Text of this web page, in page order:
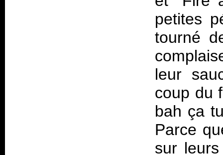
petites
tourné
leur
coup du
bah ça
Parce
sur